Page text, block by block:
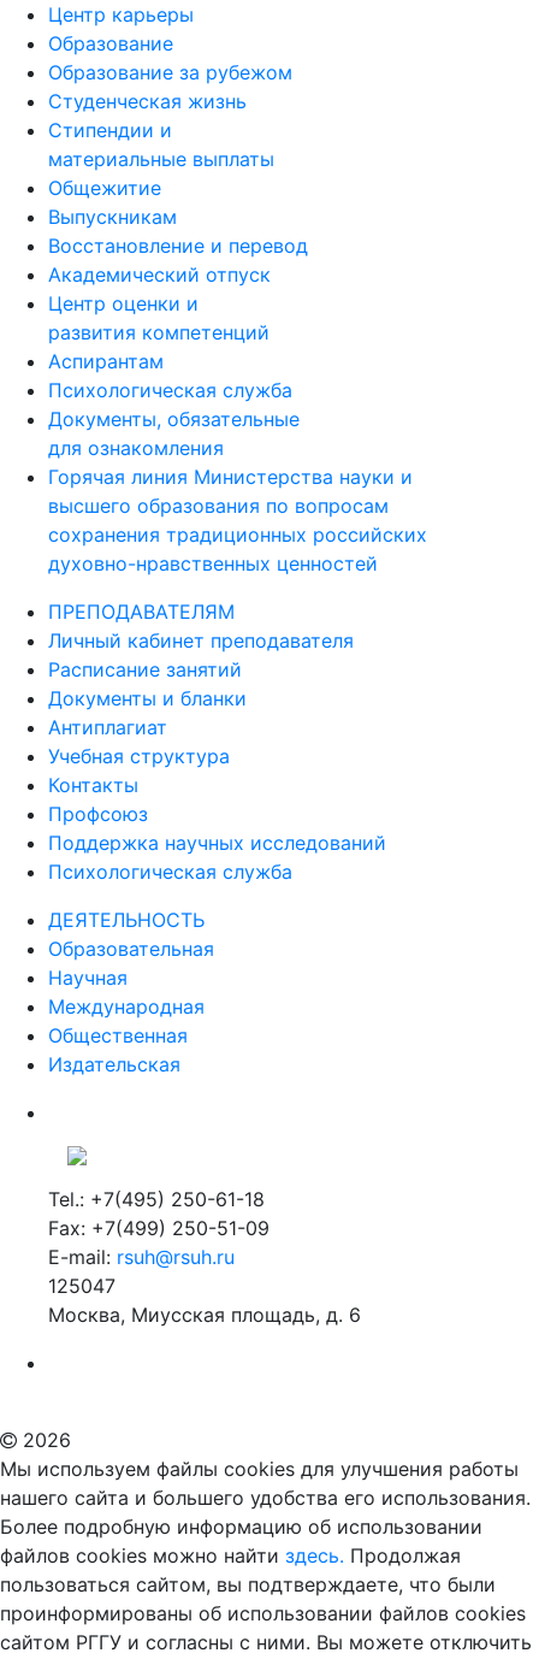
Центр карьеры
Образование
Образование за рубежом
Студенческая жизнь
Стипендии и
материальные выплаты
Общежитие
Выпускникам
Восстановление и перевод
Академический отпуск
Центр оценки и
развития компетенций
Аспирантам
Психологическая служба
Документы, обязательные
для ознакомления
Горячая линия Министерства науки и
высшего образования по вопросам
сохранения традиционных российских
духовно-нравственных ценностей
ПРЕПОДАВАТЕЛЯМ
Личный кабинет преподавателя
Расписание занятий
Документы и бланки
Антиплагиат
Учебная структура
Контакты
Профсоюз
Поддержка научных исследований
Психологическая служба
ДЕЯТЕЛЬНОСТЬ
Образовательная
Научная
Международная
Общественная
Издательская
Tel.: +7(495) 250-61-18
Fax: +7(499) 250-51-09
E-mail: rsuh@rsuh.ru
125047
Москва, Миусская площадь, д. 6
2026
Мы используем файлы cookies для улучшения работы
нашего сайта и большего удобства его использования.
Более подробную информацию об использовании
файлов cookies можно найти здесь. Продолжая
пользоваться сайтом, вы подтверждаете, что были
проинформированы об использовании файлов cookies
сайтом РГГУ и согласны с ними. Вы можете отключить